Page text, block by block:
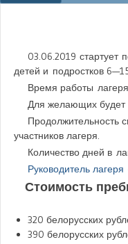
03.06.2019 стартует
детей и подростков
Время работы
Для желающих будет
Продолжительность
участников лагеря.
Количество дней в
Руководитель
Стоимость
320 белорусских
390 белорусских